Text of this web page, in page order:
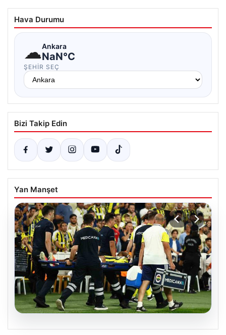
Hava Durumu
☁Ankara
NaN°C
ŞEHIR SEÇ
Bizi Takip Edin
Yan Manşet
05.08.2026